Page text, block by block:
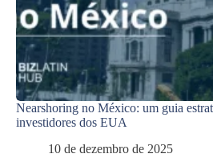
Nearshoring no México: um guia
investidores dos EUA
10 de dezembro de 2025